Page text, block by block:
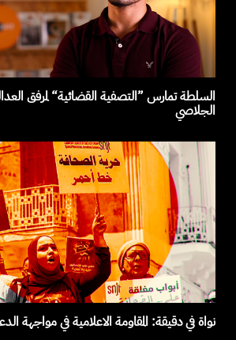
السلطة تمارس ”التصفية القضائية“ لمرفق
الجلاصي
نواة في دقيقة: المقاومة الاعلامية في مواجهة